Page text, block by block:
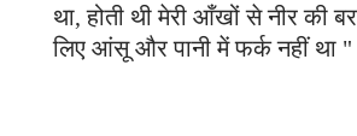
था, होती थी मेरी आँखों से नीर की
लिए आंसू और पानी में फर्क नहीं था "